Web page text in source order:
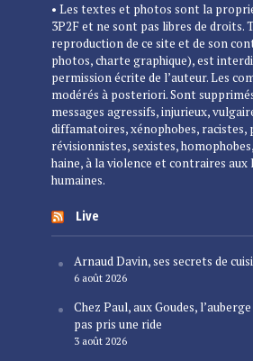
• Les textes et photos sont la
3P2F et ne sont pas libres de droits.
reproduction de ce site et de son
photos, charte graphique), est
permission écrite de l’auteur. Les
modérés à posteriori. Sont
messages agressifs, injurieux,
diffamatoires, xénophobes, racistes,
révisionnistes, sexistes,
haine, à la violence et contraires aux
humaines.
Live
Arnaud Davin, ses secrets de
6 août 2026
Chez Paul, aux Goudes,
pas pris une ride
3 août 2026